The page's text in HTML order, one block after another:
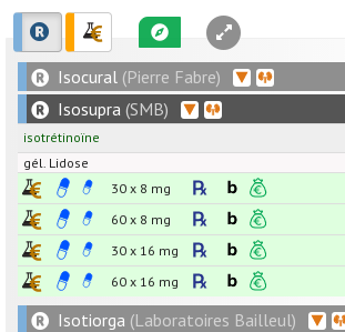
Isocural (Pierre Fabre)
Isosupra (SMB)
isotrétinoïne
gél. Lidose
30 x 8 mg
60 x 8 mg
30 x 16 mg
60 x 16 mg
Isotiorga (Laboratoires Bailleul)